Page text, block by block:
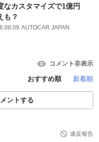
なカスタマイズで1億円
も？
AUTOCAR JAPAN
コメント非表示
おすすめ順 新着順
ントする
違反報告